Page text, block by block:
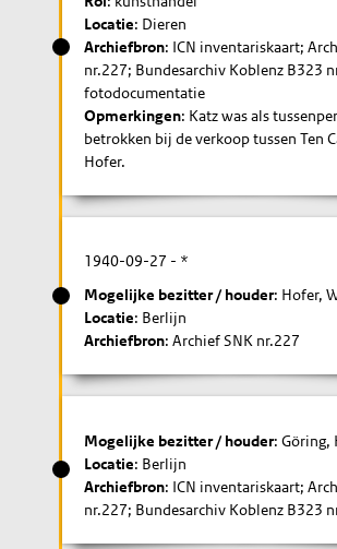
Locatie: Dieren
Archiefbron: ICN inventariskaart;
nr.227; Bundesarchiv Koblenz B323
fotodocumentatie
Opmerkingen: Katz was als
betrokken bij de verkoop tussen Ten
Hofer.
1940-09-27 - *
Mogelijke bezitter / houder: Hofer,
Locatie: Berlijn
Archiefbron: Archief SNK nr.227
Mogelijke bezitter / houder: Göring,
Locatie: Berlijn
Archiefbron: ICN inventariskaart;
nr.227; Bundesarchiv Koblenz B323